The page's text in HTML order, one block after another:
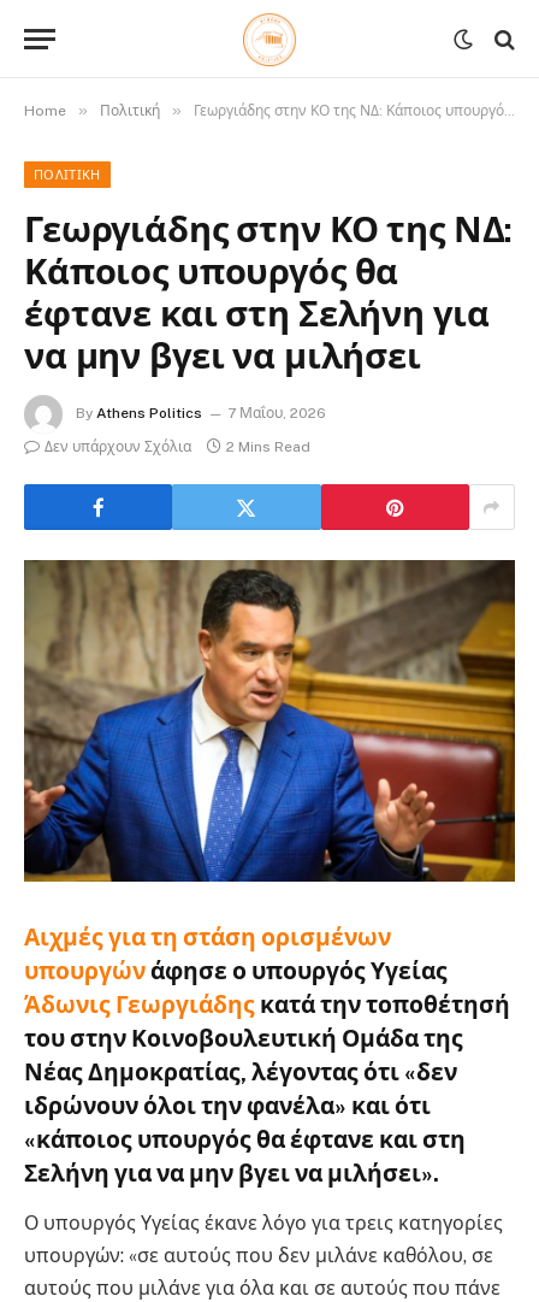
Home » Πολιτική » Γεωργιάδης στην ΚΟ της ΝΔ: Κάποιος υπουργός θα έφτανε και στη Σελήνη για να μην βγει να μιλήσει
ΠΟΛΙΤΙΚΉ
Γεωργιάδης στην ΚΟ της ΝΔ:
Κάποιος υπουργός θα
έφτανε και στη Σελήνη για
να μην βγει να μιλήσει
By Athens Politics
7 Μαΐου, 2026
Δεν υπάρχουν Σχόλια
2 Mins Read
Αιχμές για τη στάση ορισμένων
υπουργώνάφησε ο υπουργός Υγείας
Άδωνις Γεωργιάδης κατά την τοποθέτησή
του στην Κοινοβουλευτική Ομάδα της
Νέας Δημοκρατίας, λέγοντας ότι «δεν
ιδρώνουν όλοι την φανέλα» και ότι
«κάποιος υπουργός θα έφτανε και στη
Σελήνη για να μην βγει να μιλήσει».
Ο υπουργός Υγείας έκανε λόγο για τρεις κατηγορίες
υπουργών: «σε αυτούς που δεν μιλάνε καθόλου, σε
αυτούς που μιλάνε για όλα και σε αυτούς που πάνε